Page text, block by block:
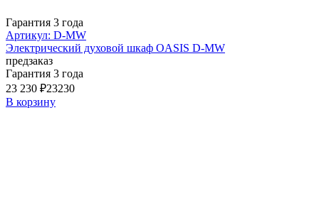
Гарантия 3 года
Артикул: D-MW
Электрический духовой шкаф OASIS D-MW
предзаказ
Гарантия 3 года
23 230 ₽23230
В корзину